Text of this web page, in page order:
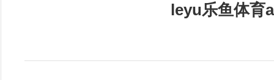
leyu乐鱼体育